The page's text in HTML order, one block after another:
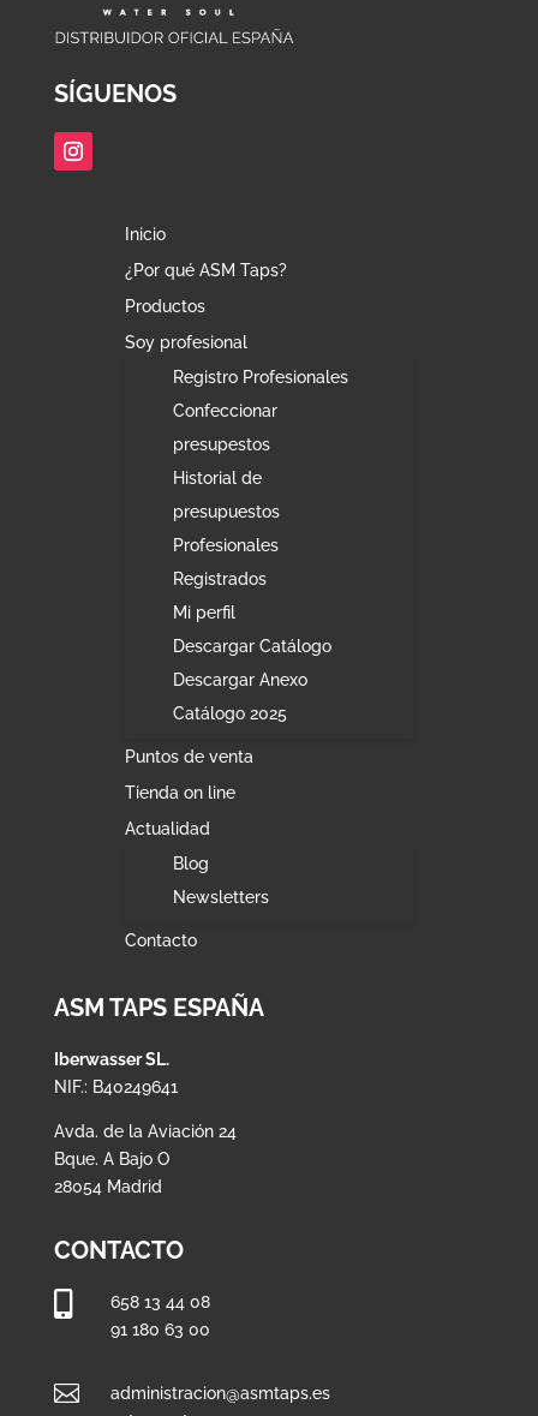
SÍGUENOS
Inicio
¿Por qué ASM Taps?
Productos
Soy profesional
Registro Profesionales
Confeccionar
presupestos
Historial de
presupuestos
Profesionales
Registrados
Mi perfil
Descargar Catálogo
Descargar Anexo
Catálogo 2025
Puntos de venta
Tienda on line
Actualidad
Blog
Newsletters
Contacto
ASM TAPS ESPAÑA
Iberwasser SL.
NIF.: B40249641
Avda. de la Aviación 24
Bque. A Bajo O
28054 Madrid
CONTACTO

658 13 44 08
91 180 63 00

administracion@asmtaps.es